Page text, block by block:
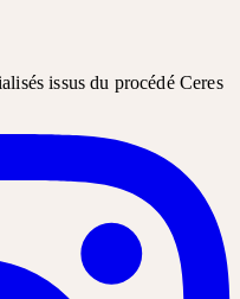
issus du procédé Ceres